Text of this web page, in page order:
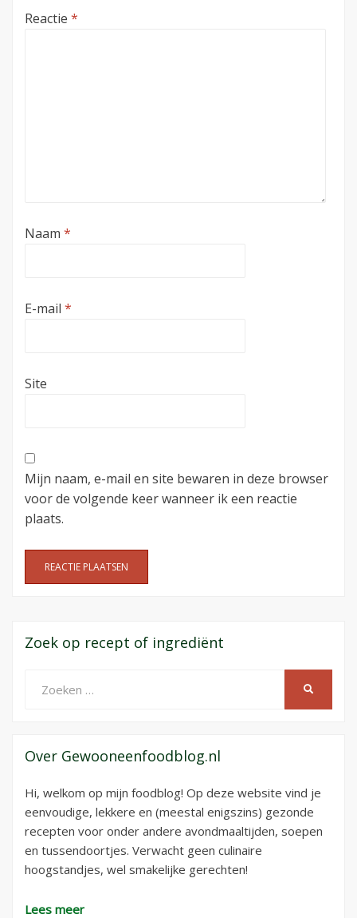
Reactie *
Naam *
E-mail *
Site
Mijn naam, e-mail en site bewaren in deze browser
voor de volgende keer wanneer ik een reactie
plaats.
Zoek op recept of ingrediënt
naar:
Over Gewooneenfoodblog.nl
Hi, welkom op mijn foodblog! Op deze website vind je
eenvoudige, lekkere en (meestal enigszins) gezonde
recepten voor onder andere avondmaaltijden, soepen
en tussendoortjes. Verwacht geen culinaire
hoogstandjes, wel smakelijke gerechten!
Lees meer